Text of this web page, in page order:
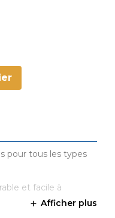
pour tous les types
et facile à
Afficher plus